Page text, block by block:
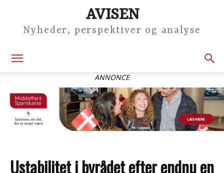
AVISEN
Nyheder, perspektiver og analyse
ANNONCE
Ustabilitet i byrådet efter endnu en